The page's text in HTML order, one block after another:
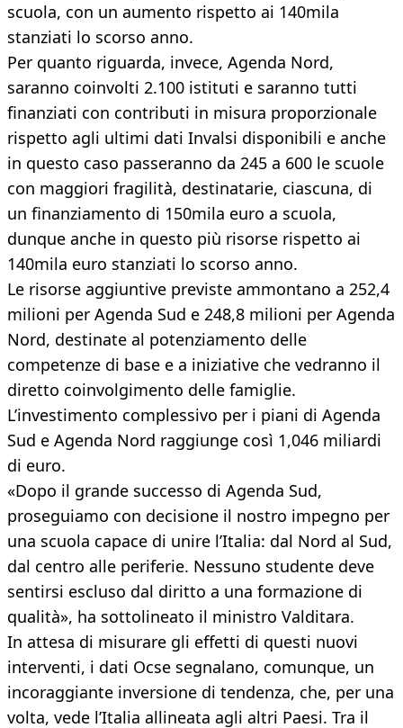
scuola, con un aumento rispetto ai 140mila
stanziati lo scorso anno.
Per quanto riguarda, invece, Agenda Nord,
saranno coinvolti 2.100 istituti e saranno tutti
finanziati con contributi in misura proporzionale
rispetto agli ultimi dati Invalsi disponibili e anche
in questo caso passeranno da 245 a 600 le scuole
con maggiori fragilità, destinatarie, ciascuna, di
un finanziamento di 150mila euro a scuola,
dunque anche in questo più risorse rispetto ai
140mila euro stanziati lo scorso anno.
Le risorse aggiuntive previste ammontano a 252,4
milioni per Agenda Sud e 248,8 milioni per Agenda
Nord, destinate al potenziamento delle
competenze di base e a iniziative che vedranno il
diretto coinvolgimento delle famiglie.
L’investimento complessivo per i piani di Agenda
Sud e Agenda Nord raggiunge così 1,046 miliardi
di euro.
«Dopo il grande successo di Agenda Sud,
proseguiamo con decisione il nostro impegno per
una scuola capace di unire l’Italia: dal Nord al Sud,
dal centro alle periferie. Nessuno studente deve
sentirsi escluso dal diritto a una formazione di
qualità», ha sottolineato il ministro Valditara.
In attesa di misurare gli effetti di questi nuovi
interventi, i dati Ocse segnalano, comunque, un
incoraggiante inversione di tendenza, che, per una
volta, vede l’Italia allineata agli altri Paesi. Tra il